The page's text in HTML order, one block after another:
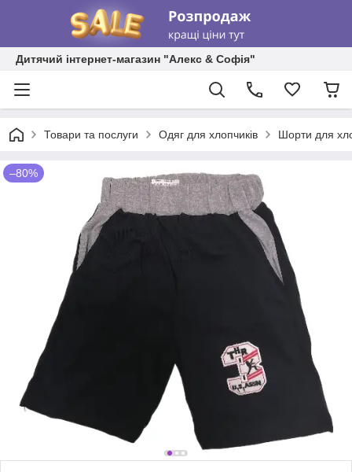
Дитячий інтернет-магазин "Алекс & Софія"
Товари та послуги Одяг для хлопчиків Шорти для
–80%